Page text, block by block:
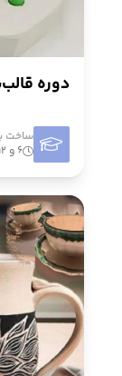
دوره
ساخت
۶ و ۱۲ دقیقه ساعت